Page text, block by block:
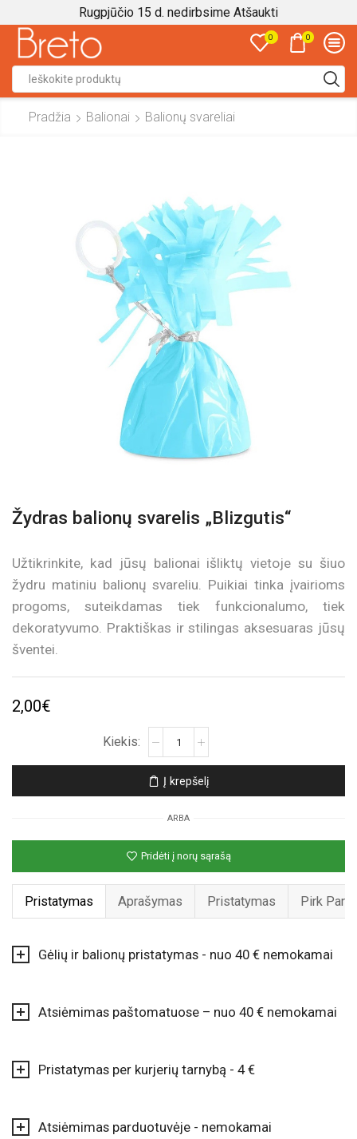
Rugpjūčio 15 d. nedirbsime Atšaukti
0 0
input
Pradžia Balionai Balionų svareliai
Žydras balionų svarelis „Blizgutis“
Užtikrinkite, kad jūsų balionai išliktų vietoje su šiuo
žydru matiniu balionų svareliu. Puikiai tinka įvairioms
progoms, suteikdamas tiek funkcionalumo, tiek
dekoratyvumo. Praktiškas ir stilingas aksesuaras jūsų
šventei.
2,00€
Žydras
balionų
„Blizgutis“
Į krepšelį
ARBA
Pridėti į norų sąrašą
Pristatymas Aprašymas Pristatymas Pirk
Gėlių ir balionų pristatymas - nuo 40 € nemokamai
Atsiėmimas paštomatuose – nuo 40 € nemokamai
Pristatymas per kurjerių tarnybą - 4 €
Atsiėmimas parduotuvėje - nemokamai